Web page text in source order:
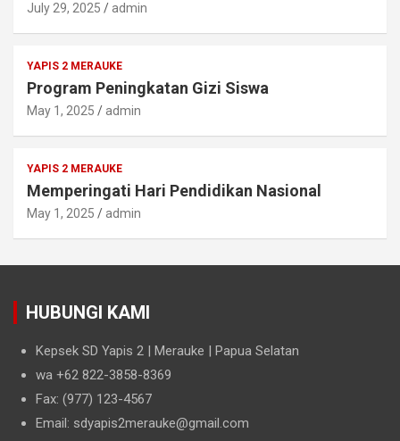
July 29, 2025 admin
YAPIS 2 MERAUKE
Program Peningkatan Gizi Siswa
May 1, 2025 admin
YAPIS 2 MERAUKE
Memperingati Hari Pendidikan Nasional
May 1, 2025 admin
HUBUNGI KAMI
Kepsek SD Yapis 2 | Merauke | Papua Selatan
wa +62 822-3858-8369
Fax: (977) 123-4567
Email: sdyapis2merauke@gmail.com